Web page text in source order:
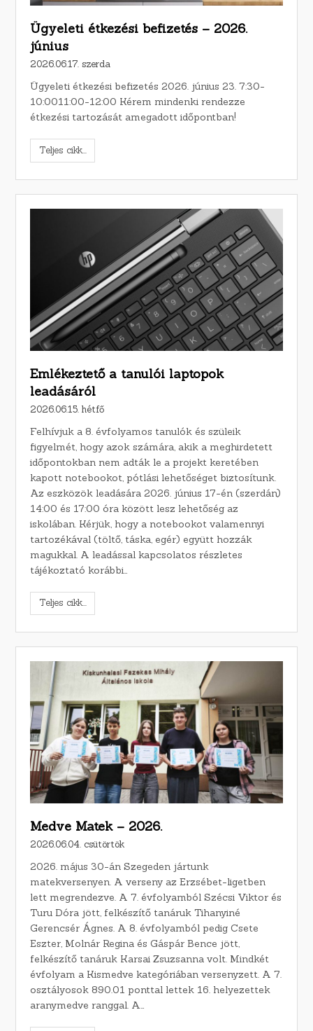
Ügyeleti étkezési befizetés – 2026.
június
2026.06.17. szerda
Ügyeleti étkezési befizetés 2026. június 23. 7:30-
10:0011:00-12:00 Kérem mindenki rendezze
étkezési tartozását amegadott időpontban!
Teljes cikk...
Emlékeztető a tanulói laptopok
leadásáról
2026.06.15. hétfő
Felhívjuk a 8. évfolyamos tanulók és szüleik
figyelmét, hogy azok számára, akik a meghirdetett
időpontokban nem adták le a projekt keretében
kapott notebookot, pótlási lehetőséget biztosítunk.
Az eszközök leadására 2026. június 17-én (szerdán)
14:00 és 17:00 óra között lesz lehetőség az
iskolában. Kérjük, hogy a notebookot valamennyi
tartozékával (töltő, táska, egér) együtt hozzák
magukkal. A leadással kapcsolatos részletes
tájékoztató korábbi…
Teljes cikk...
Medve Matek – 2026.
2026.06.04. csütörtök
2026. május 30-án Szegeden jártunk
matekversenyen. A verseny az Erzsébet-ligetben
lett megrendezve. A 7. évfolyamból Szécsi Viktor és
Turu Dóra jött, felkészítő tanáruk Tihanyiné
Gerencsér Ágnes. A 8. évfolyamból pedig Csete
Eszter, Molnár Regina és Gáspár Bence jött,
felkészítő tanáruk Karsai Zsuzsanna volt. Mindkét
évfolyam a Kismedve kategóriában versenyzett. A 7.
osztályosok 890.01 ponttal lettek 16. helyezettek
aranymedve ranggal. A…